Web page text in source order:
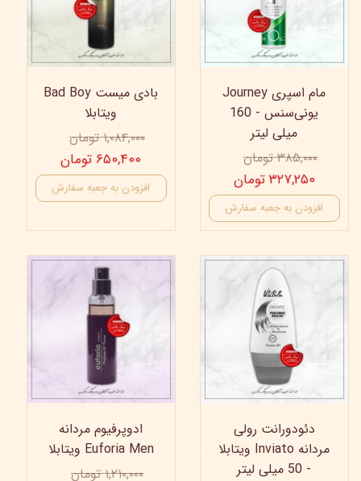
مام اسپری Journey
یونی‌سنس - 160
میلی لیتر
۳۸۵,۰۰۰ تومان
۳۲۷,۲۵۰ تومان
افزودن به جعبه سفارش
بادی میست Bad Boy
ویتابلا
۱,۰۸۴,۰۰۰ تومان
۶۵۰,۴۰۰ تومان
افزودن به جعبه سفارش
دئودورانت رولی
مردانه Inviato ویتابلا
- 50 میلی لیتر
35%
ادوپرفیوم مردانه
Euforia Men ویتابلا
۱,۲۱۰,۰۰۰ تومان
35%